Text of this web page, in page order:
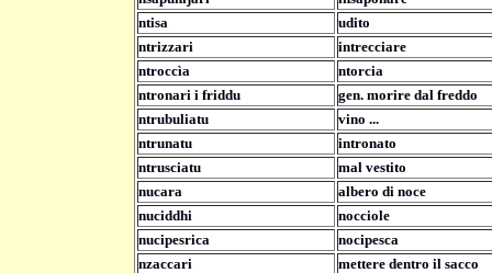
ntisa
udito
ntrizzari
intrecciare
ntroccìa
ntorcia
ntronari i friddu
gen. morire dal freddo
ntrubuliatu
vino ...
ntrunatu
intronato
ntrusciatu
mal vestito
nucara
albero di noce
nuciddhi
nocciole
nucipesrica
nocipesca
nzaccari
mettere dentro il sacco